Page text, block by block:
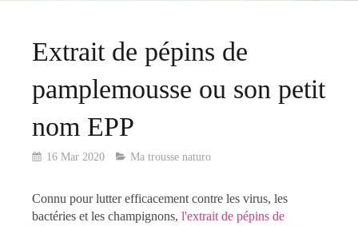
Extrait de pépins de
pamplemousse ou son petit
nom EPP
16 Mar 2020 Ma trousse naturo
Connu pour lutter efficacement contre les virus, les
bactéries et les champignons, l'extrait de pépins de